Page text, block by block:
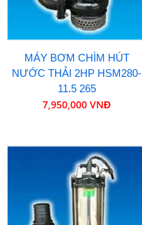
MÁY BƠM CHÌM HÚT
NƯỚC THẢI 2HP HSM280-
11.5 265
7,950,000 VNĐ